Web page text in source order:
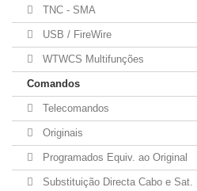
TNC - SMA
USB / FireWire
WTWCS Multifunções
Comandos
Telecomandos
Originais
Programados Equiv. ao Original
Substituição Directa Cabo e Sat.